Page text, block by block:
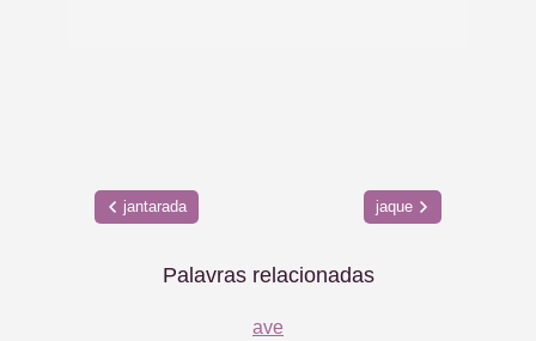
jantarada jaque
Palavras relacionadas
ave